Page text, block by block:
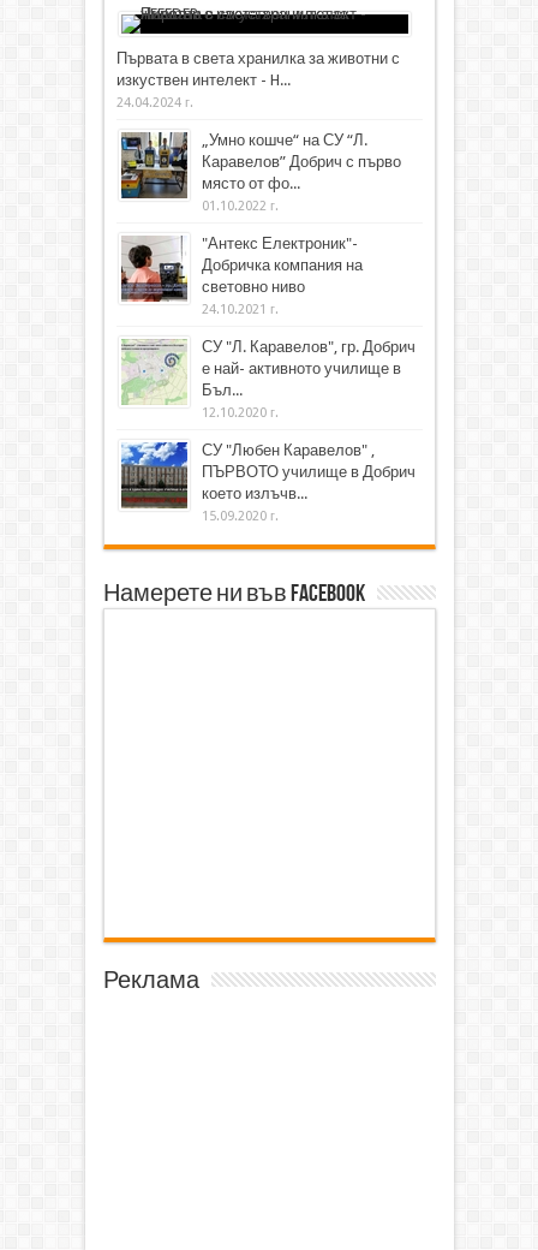
Първата в света хранилка за животни с
изкуствен интелект - H...
24.04.2024 г.
„Умно кошче“ на СУ “Л.
Каравелов” Добрич с първо
място от фо...
01.10.2022 г.
"Антекс Електроник"-
Добричка компания на
световно ниво
24.10.2021 г.
СУ "Л. Каравелов", гр. Добрич
е най- активното училище в
Бъл...
12.10.2020 г.
СУ "Любен Каравелов" ,
ПЪРВОТО училище в Добрич
което излъчв...
15.09.2020 г.
Намерете ни във Facebook
Реклама